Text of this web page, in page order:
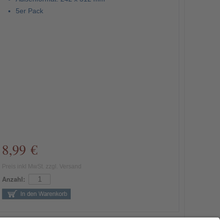
5er Pack
8,99 €
Anzahl: